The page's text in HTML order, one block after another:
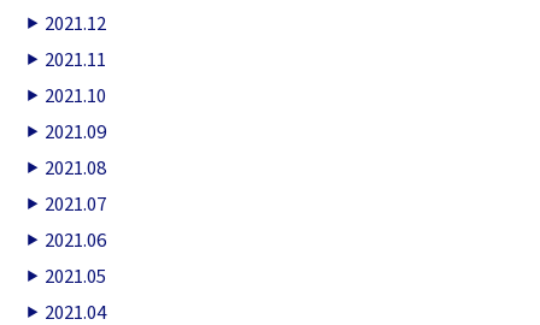
2021.12
2021.11
2021.10
2021.09
2021.08
2021.07
2021.06
2021.05
2021.04